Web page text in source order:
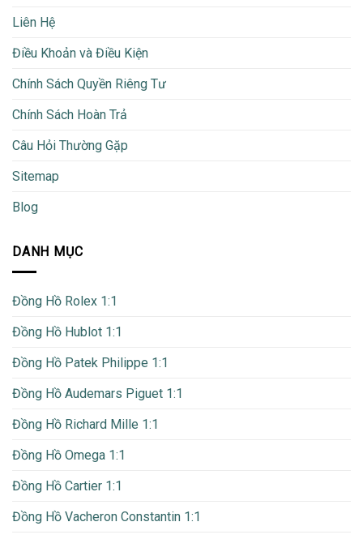
Liên Hệ
Điều Khoản và Điều Kiện
Chính Sách Quyền Riêng Tư
Chính Sách Hoàn Trả
Câu Hỏi Thường Gặp
Sitemap
Blog
DANH MỤC
Đồng Hồ Rolex 1:1
Đồng Hồ Hublot 1:1
Đồng Hồ Patek Philippe 1:1
Đồng Hồ Audemars Piguet 1:1
Đồng Hồ Richard Mille 1:1
Đồng Hồ Omega 1:1
Đồng Hồ Cartier 1:1
Đồng Hồ Vacheron Constantin 1:1